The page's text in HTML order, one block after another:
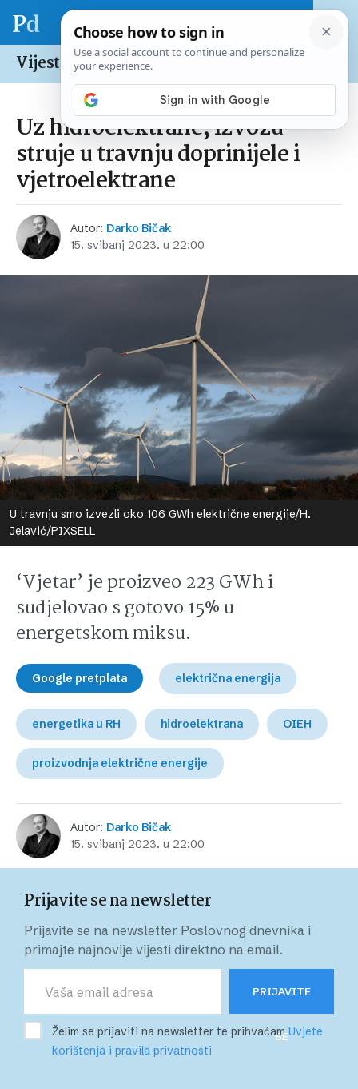
Vijesti /Hrvatska
Uz hidroelektrane, izvozu
struje u travnju doprinijele i
vjetroelektrane
Autor: Darko Bičak
15. svibanj 2023. u 22:00
U travnju smo izvezli oko 106 GWh električne energije/H.
Jelavić/PIXSELL
‘Vjetar’ je proizveo 223 GWh i
sudjelovao s gotovo 15% u
energetskom miksu.
Google pretplata električna energija
energetika u RH hidroelektrana OIEH
proizvodnja električne energije
Autor: Darko Bičak
15. svibanj 2023. u 22:00
Prijavite se na newsletter
Prijavite se na newsletter Poslovnog dnevnika i
primajte najnovije vijesti direktno na email.
PRIJAVITE
SE
Želim se prijaviti na newsletter te prihvaćamUvjete
korištenja i pravila privatnosti